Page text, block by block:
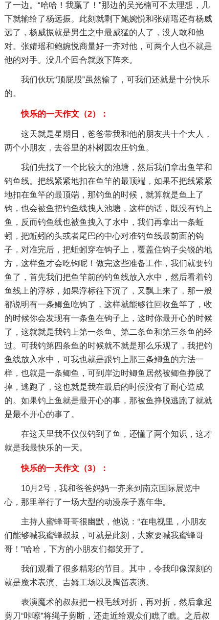
了一边。“哈哈！我赢了！”那边的吴光楠可不太理想，几
下就输给了杨远振。此刻就剩下鲍婉悦和张婧瑶还有杨威
远了，杨威振就是男生之中最威猛的人了，没人敢和他
对。张婧瑶和鲍婉悦商量好一齐对他，可两个人也不就是
他的对手。没几个回合就败下阵来。
我们伙玩“顶屁股”虽然输了，可我们还就是十分快乐
的。
快乐的一天作文（2）：
这天就是星期日，爸爸带我和他的朋友共十个大人，
两个小朋友，去谷里的朴树园农庄钓鱼。
我们先找了一个比较大的池塘，然后我们拿出鱼竿和
钓鱼线。把线紧紧地扣在鱼竿的最顶端，如果不把线紧紧
地扣在鱼竿的最顶端，那钓鱼的时候，就算就是鱼上了
钩，也会被鱼把钓鱼线拽人池塘，这样的话，既没有钓上
鱼，反而钓鱼线也被鱼拽入了水中，我们再拿出一条蚯
蚓，把蚯蚓的头或者尾巴的中心对准钓鱼线最前面的钩
子，对准完后，把蚯蚓穿在钩子上，覆盖住钩子尖锐的地
方，这样鱼才会吃钩呢！做完这些准备工作，我们就要钓
鱼了，首先我们把鱼竿前的钓鱼线放入水中，然后看着钓
鱼线上的浮标，如果浮标往下沉了，又飘上来了，那一般
都说明有一条鲫鱼吃钩了，这样就能够往回收鱼竿了，收
的时候你会发现有一条鱼在钩子上，这时你最开心的时候
了，这就就是我钓上第一条鱼、第二条鱼和第三条鱼的经
过。可我钓第四条鱼的时候就不就是那么乐观了，我把钓
鱼线放入水中，可我也就是跟钓上那三条鲫鱼的方法一
样，也就是一条鲫鱼，可到岸边时鲫鱼居然被鲫鱼挣脱了
掉，逃跑了，这也就是我在最后的时候没有了耐心造成
的。如果钓上鱼就是最开心的事，那被鱼挣脱逃跑了就就
是最不开心的事了。
在这天里我不仅仅钓到了鱼，还懂了两个知识，这才
就是我最快乐的一天。
快乐的一天作文（3）：
10月2号，我和爸爸妈妈一齐来到南京国际展览中
心，那里举行了一场大型的动漫亲子嘉年华。
主持人蜜蜂哥哥很幽默，他说：“在电视里，小朋友
们能够喊我蜜蜂叔叔，可就是此刻，大家要喊我蜜蜂哥
哥！”哈哈，下方的小朋友们都笑开了。
我们观看了很多精彩的节目。其中，令我印像深刻的
就是魔术表演、吉姆工场以及陶笛表演。
表演魔术的叔叔把一根毛线对折，再对折，然后拿起
剪刀“咔嚓”将绳子剪断，还走近给观众们瞧了瞧。之后叔